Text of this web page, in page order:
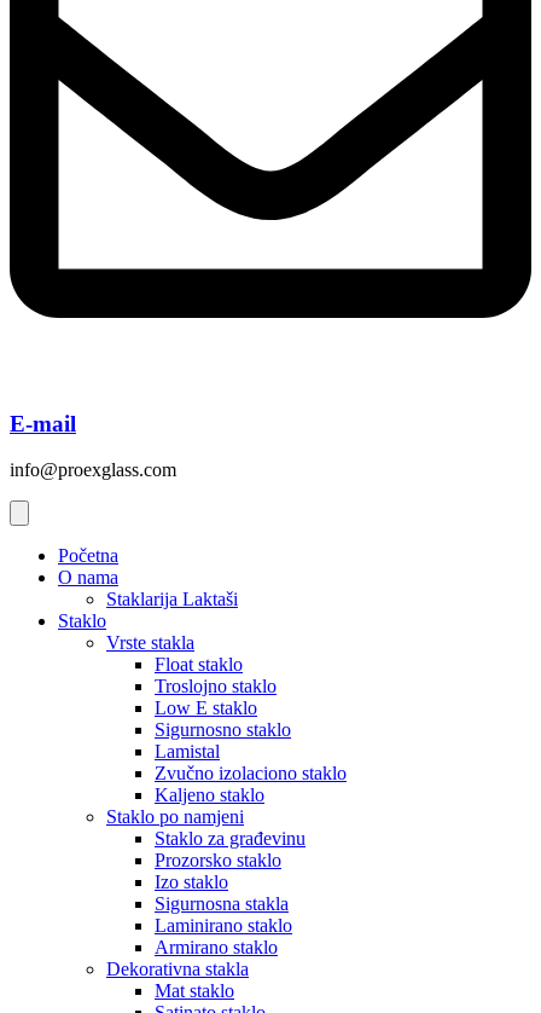
E-mail
info@proexglass.com
Početna
O nama
Staklarija Laktaši
Staklo
Vrste stakla
Float staklo
Troslojno staklo
Low E staklo
Sigurnosno staklo
Lamistal
Zvučno izolaciono staklo
Kaljeno staklo
Staklo po namjeni
Staklo za građevinu
Prozorsko staklo
Izo staklo
Sigurnosna stakla
Laminirano staklo
Armirano staklo
Dekorativna stakla
Mat staklo